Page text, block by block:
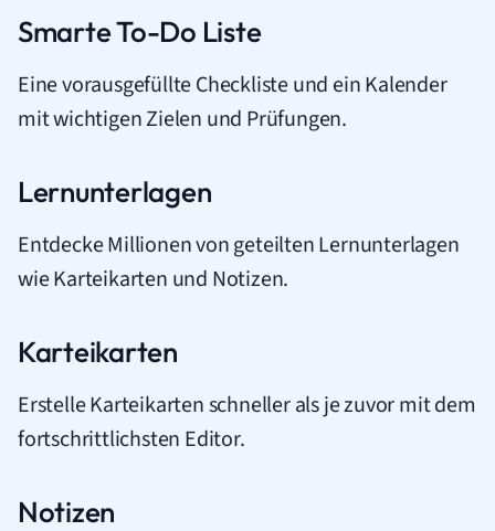
Smarte To-Do Liste
Eine vorausgefüllte Checkliste und ein Kalender
mit wichtigen Zielen und Prüfungen.
Lernunterlagen
Entdecke Millionen von geteilten Lernunterlagen
wie Karteikarten und Notizen.
Karteikarten
Erstelle Karteikarten schneller als je zuvor mit dem
fortschrittlichsten Editor.
Notizen